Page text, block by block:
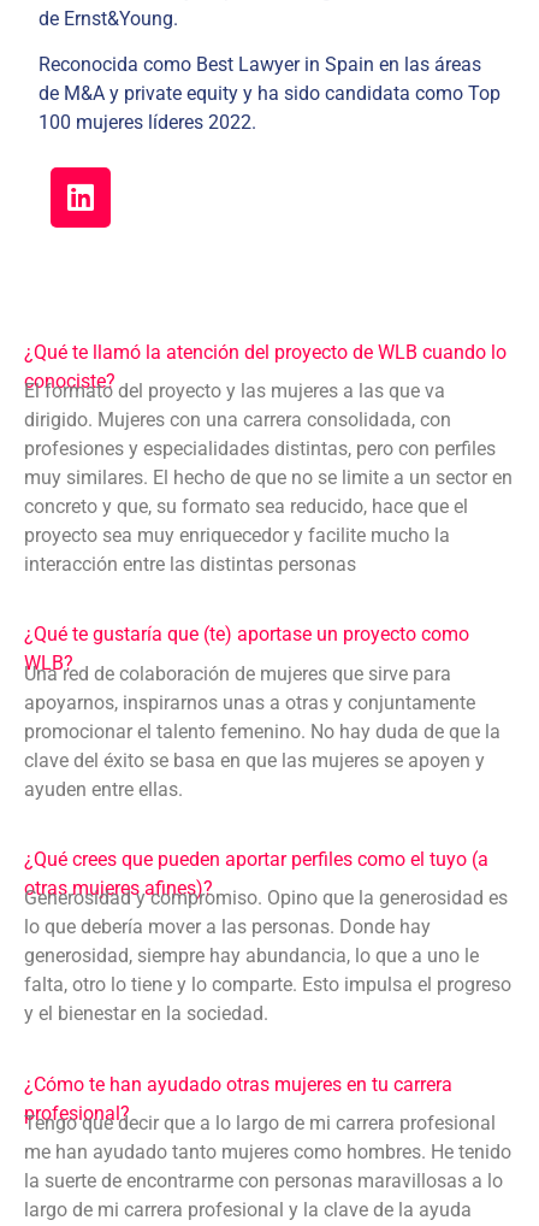
de Ernst&Young.
Reconocida como Best Lawyer in Spain en las áreas
de M&A y private equity y ha sido candidata como Top
100 mujeres líderes 2022.
¿Qué te llamó la atención del proyecto de WLB cuando lo
conociste?
El formato del proyecto y las mujeres a las que va
dirigido. Mujeres con una carrera consolidada, con
profesiones y especialidades distintas, pero con perfiles
muy similares. El hecho de que no se limite a un sector en
concreto y que, su formato sea reducido, hace que el
proyecto sea muy enriquecedor y facilite mucho la
interacción entre las distintas personas
¿Qué te gustaría que (te) aportase un proyecto como
WLB?
Una red de colaboración de mujeres que sirve para
apoyarnos, inspirarnos unas a otras y conjuntamente
promocionar el talento femenino. No hay duda de que la
clave del éxito se basa en que las mujeres se apoyen y
ayuden entre ellas.
¿Qué crees que pueden aportar perfiles como el tuyo (a
otras mujeres afines)?
Generosidad y compromiso. Opino que la generosidad es
lo que debería mover a las personas. Donde hay
generosidad, siempre hay abundancia, lo que a uno le
falta, otro lo tiene y lo comparte. Esto impulsa el progreso
y el bienestar en la sociedad.
¿Cómo te han ayudado otras mujeres en tu carrera
profesional?
Tengo que decir que a lo largo de mi carrera profesional
me han ayudado tanto mujeres como hombres. He tenido
la suerte de encontrarme con personas maravillosas a lo
largo de mi carrera profesional y la clave de la ayuda